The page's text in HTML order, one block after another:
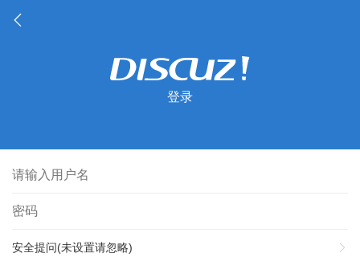
登录
安全提问(未设置请忽略)